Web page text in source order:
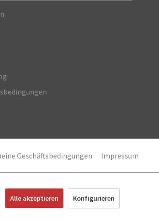
Geschäftsbedingungen Impressum
Alle akzeptieren Konfigurieren